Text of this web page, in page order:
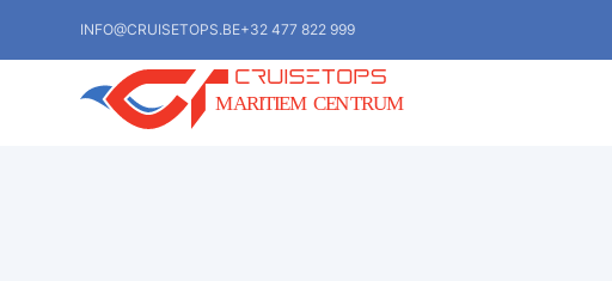
INFO@CRUISETOPS.BE+32 477 822 999